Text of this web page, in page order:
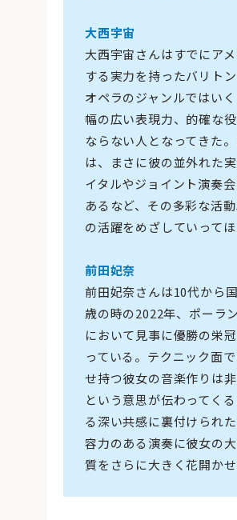
大西宇宙
大西宇宙さんはすでにア
する実力を持ったバリト
オペラのジャンルではい
幅の広い表現力、的確な
ならない人となってきた
は、まさに彼の並外れた
イタルやジョイント演奏
あるなど、その多彩な活
の活躍をめざしていってほ
前田妃奈
前田妃奈さんは10代から
歳の時の2022年、ポーラ
において見事に優勝の栄
っている。テクニック面
せ持つ彼女の音楽作りは
という意思が伝わってく
る深い共感に裏付けられ
容力のある演奏に彼女の
質をさらに大きく花開か